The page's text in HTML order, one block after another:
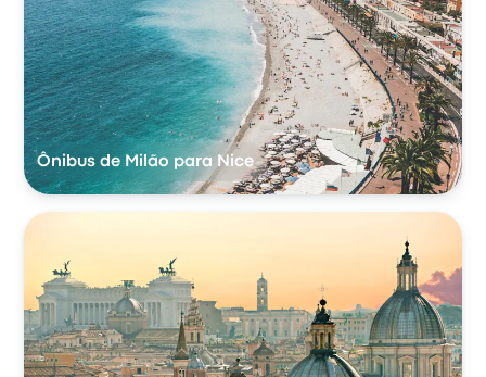
Ônibus de Milão para Nice